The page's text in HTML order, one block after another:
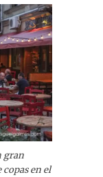
gran
en el